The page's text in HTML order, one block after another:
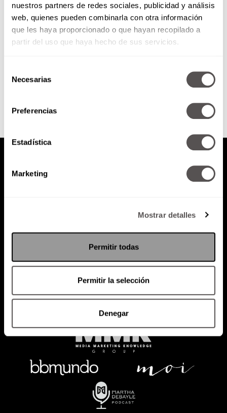
nuestros partners de redes sociales, publicidad y análisis
web, quienes pueden combinarla con otra información
que les haya proporcionado o que hayan recopilado a
partir del uso que haya hecho de sus servicios.
Necesarias
Preferencias
Estadística
Marketing
Mostrar detalles
Permitir todas
Permitir la selección
Denegar
Nuestra querida Silvia Martín del
Campo, Investigadora del
CINVESTAV, nos va a explicar la
diferencia entre los inhalables
Política de Privacidad
PODCAST RADIO MARTHA EVENTOS
SACA TU ID